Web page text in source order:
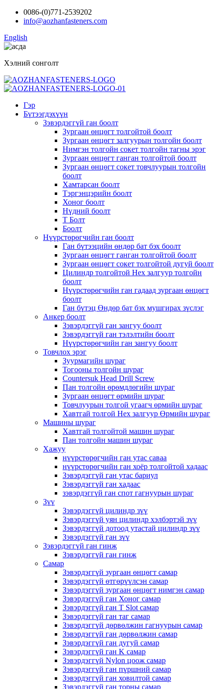
0086-(0)771-2539202
info@aozhanfasteners.com
English
Хэлний сонголт
Гэр
Бүтээгдэхүүн
Зэвэрдэггүй ган боолт
Зургаан өнцөгт толгойтой боолт
Зургаан өнцөгт залгуурын толгойн боолт
Нимгэн толгойн сокет толгойн тагны эрэг
Зургаан өнцөгт ганган толгойтой боолт
Зургаан өнцөгт сокет товчлуурын толгойн
боолт
Хамтарсан боолт
Тэргэнцэрийн боолт
Хоног боолт
Нүдний боолт
Т Болт
Боолт
Нүүрстөрөгчийн ган боолт
Ган бүтээцийн өндөр бат бэх боолт
Зургаан өнцөгт ганган толгойтой боолт
Зургаан өнцөгт сокет толгойтой дугуй боолт
Цилиндр толгойтой Hex залгуур толгойн
боолт
Нүүрстөрөгчийн ган гадаад зургаан өнцөгт
боолт
Ган бүтэц Өндөр бат бэх мушгирах зүслэг
Анкер боолт
Зэвэрдэггүй ган зангуу боолт
Зэвэрдэггүй ган тэлэлтийн боолт
Нүүрстөрөгчийн ган зангуу боолт
Товчлох эрэг
Зуурмагийн шураг
Тогооны толгойн шураг
Countersuk Head Drill Screw
Пан толгойн өрөмдлөгийн шураг
Зургаан өнцөгт өрмийн шураг
Товчлуурын толгой угаагч өрмийн шураг
Хавтгай толгой Hex залгуур Өрмийн шураг
Машины шураг
Хавтгай толгойтой машин шураг
Пан толгойн машин шураг
Хажуу
нүүрстөрөгчийн ган утас саваа
нүүрстөрөгчийн ган хоёр толгойтой хадаас
Зэвэрдэггүй ган утас бариул
Зэвэрдэггүй ган хадаас
зэвэрдэггүй ган спот гагнуурын шураг
Зүү
Зэвэрдэггүй цилиндр зүү
Зэвэрдэггүй уян цилиндр хэлбэртэй зүү
Зэвэрдэггүй дотоод утастай цилиндр зүү
Зэвэрдэггүй ган зүү
Зэвэрдэггүй ган гинж
Зэвэрдэггүй ган гинж
Самар
Зэвэрдэггүй зургаан өнцөгт самар
Зэвэрдэггүй өтгөрүүлсэн самар
Зэвэрдэггүй зургаан өнцөгт нимгэн самар
Зэвэрдэггүй ган Хоног самар
Зэвэрдэггүй ган T Slot самар
Зэвэрдэггүй ган таг самар
Зэвэрдэггүй дөрвөлжин гагнуурын самар
Зэвэрдэггүй ган дөрвөлжин самар
Зэвэрдэггүй ган дугуй самар
Зэвэрдэггүй ган K самар
Зэвэрдэггүй Nylon цоож самар
Зэвэрдэггүй ган пүршний самар
Зэвэрдэггүй ган ховилтой самар
Зэвэрдэггүй ган торны самар